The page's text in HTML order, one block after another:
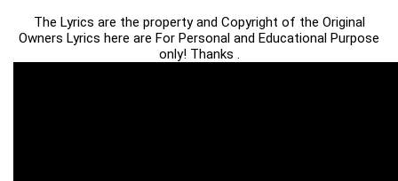
The Lyrics are the property and Copyright of the Original
Owners Lyrics here are For Personal and Educational Purpose
only! Thanks .